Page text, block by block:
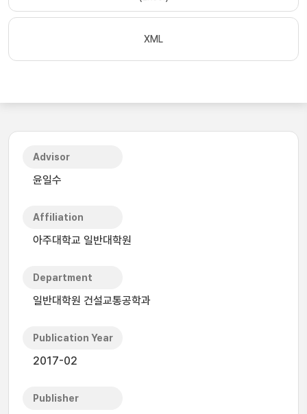
XML
Advisor
윤일수
Affiliation
아주대학교 일반대학원
Department
일반대학원 건설교통공학과
Publication Year
2017-02
Publisher